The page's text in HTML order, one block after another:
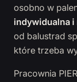
osobno w
indywidualna i
od balustrad
które trzeba
Pracownia